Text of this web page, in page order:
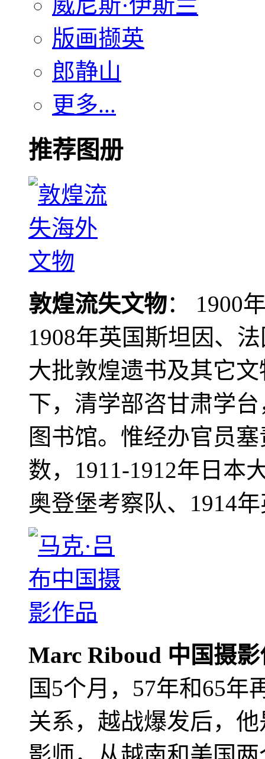
版画撷英
郎静山
更多...
推荐图册
敦煌流失文物： 1900
1908年英国斯坦因、
大批敦煌遗书及其它
下，清学部咨甘肃学
图书馆。惟经办官员
数，1911-1912年日本
奥登堡考察队、1914
Marc Riboud 中国摄
国5个月，57年和65年
关系，越战爆发后，